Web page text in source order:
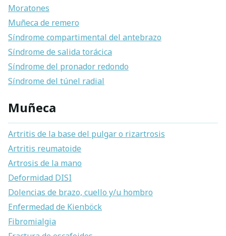
Moratones
Muñeca de remero
Síndrome compartimental del antebrazo
Síndrome de salida torácica
Síndrome del pronador redondo
Síndrome del túnel radial
Muñeca
Artritis de la base del pulgar o rizartrosis
Artritis reumatoide
Artrosis de la mano
Deformidad DISI
Dolencias de brazo, cuello y/u hombro
Enfermedad de Kienböck
Fibromialgia